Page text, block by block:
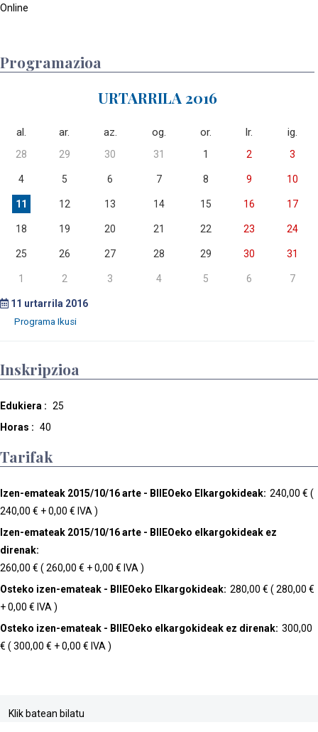
Online
Programazioa
URTARRILA 2016
al. ar. az. og. or. lr. ig.
28 29 30 31 1 2 3
4 5 6 7 8 9 10
11 12 13 14 15 16 17
18 19 20 21 22 23 24
25 26 27 28 29 30 31
1 2 3 4 5 6 7
11 urtarrila 2016
Inskripzioa
Edukiera : 25
Horas : 40
Tarifak
Izen-emateak 2015/10/16 arte - BIIEOeko Elkargokideak: 240,00 € (
240,00 € + 0,00 € IVA )
Izen-emateak 2015/10/16 arte - BIIEOeko elkargokideak ez
direnak:
260,00 € ( 260,00 € + 0,00 € IVA )
Osteko izen-emateak - BIIEOeko Elkargokideak: 280,00 € ( 280,00 €
+ 0,00 € IVA )
Osteko izen-emateak - BIIEOeko elkargokideak ez direnak: 300,00
€ ( 300,00 € + 0,00 € IVA )
Klik batean bilatu